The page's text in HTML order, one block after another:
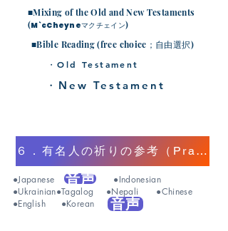
■Mixing of the Old and New Testaments
(M`cCheyneマクチェイン)
■Bible Reading (free choice；自由選択)
・Old Testament
・New Testament
６．有名人の祈りの参考（Prayer References）
●Japanese ●Indonesian
●Ukrainian●Tagalog ●Nepali ●Chinese
●English ●Korean
音声
音声